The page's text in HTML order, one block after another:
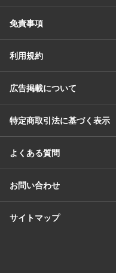
免責事項
利用規約
広告掲載について
特定商取引法に基づく表示
よくある質問
お問い合わせ
サイトマップ